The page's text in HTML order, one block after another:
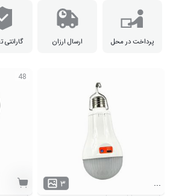
پرداخت در محل ارسال ارزان
48
۳ ...